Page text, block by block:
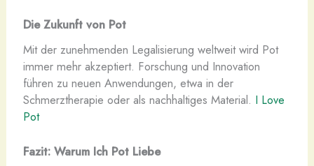
Die Zukunft von Pot
Mit der zunehmenden Legalisierung weltweit wird Pot
immer mehr akzeptiert. Forschung und Innovation
führen zu neuen Anwendungen, etwa in der
Schmerztherapie oder als nachhaltiges Material. I Love
Pot
Fazit: Warum Ich Pot Liebe